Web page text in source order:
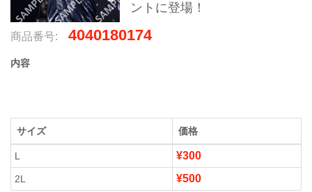
ントに登場！
商品番号: 4040180174
内容
サイズ 価格
L ¥300
2L ¥500